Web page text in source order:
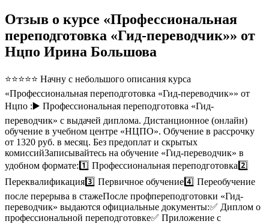
Отзыв о курсе «Профессиональная
переподготовка «Гид-переводчик»» от
Нцпо Ирина Большова
⭐⭐⭐⭐⭐ Начну с небольшого описания курса
«Профессиональная переподготовка «Гид-переводчик»» от
Нцпо :▶️ Профессиональная переподготовка «Гид-
переводчик» с выдачей диплома. Дистанционное (онлайн)
обучение в учебном центре «НЦПО». Обучение в рассрочку
от 1320 руб. в месяц. Без предоплат и скрытых
комиссийЗаписывайтесь на обучение «Гид-переводчик» в
удобном формате:1️⃣ Профессиональная переподготовка2️⃣
Переквалификация3️⃣ Первичное обучение4️⃣ Переобучение
после перерыва в стажеПосле профпереподготовки «Гид-
переводчик» выдаются официальные документы:✅ Диплом о
профессиональной переподготовке✅ Приложение с